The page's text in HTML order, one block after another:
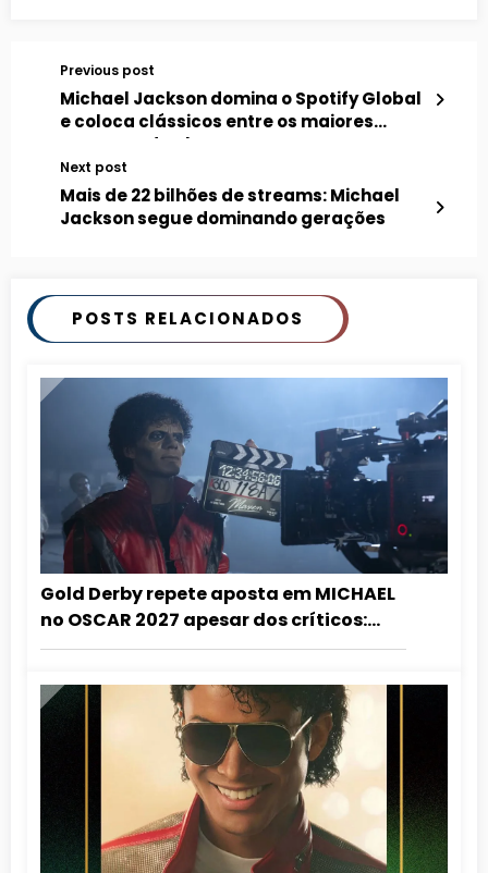
Previous post
Michael Jackson domina o Spotify Global
e coloca clássicos entre os maiores
sucessos do planeta
Next post
Mais de 22 bilhões de streams: Michael
Jackson segue dominando gerações
POSTS RELACIONADOS
Gold Derby repete aposta em MICHAEL
no OSCAR 2027 apesar dos críticos:
”grandioso demais para ignorar!”